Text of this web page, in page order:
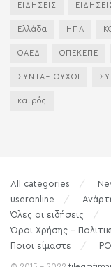
ΕΙΔΗΣΕΙΣ
Ελλάδα ΗΠΑ
ΟΑΕΔ ΟΠΕΚΕΠΕ
ΣΥΝΤΑΞΙΟΥΧΟΙ
καιρός
All categories
useronline
Όλες οι ειδήσεις
Όροι Χρήσης –
Ποιοι είμαστε